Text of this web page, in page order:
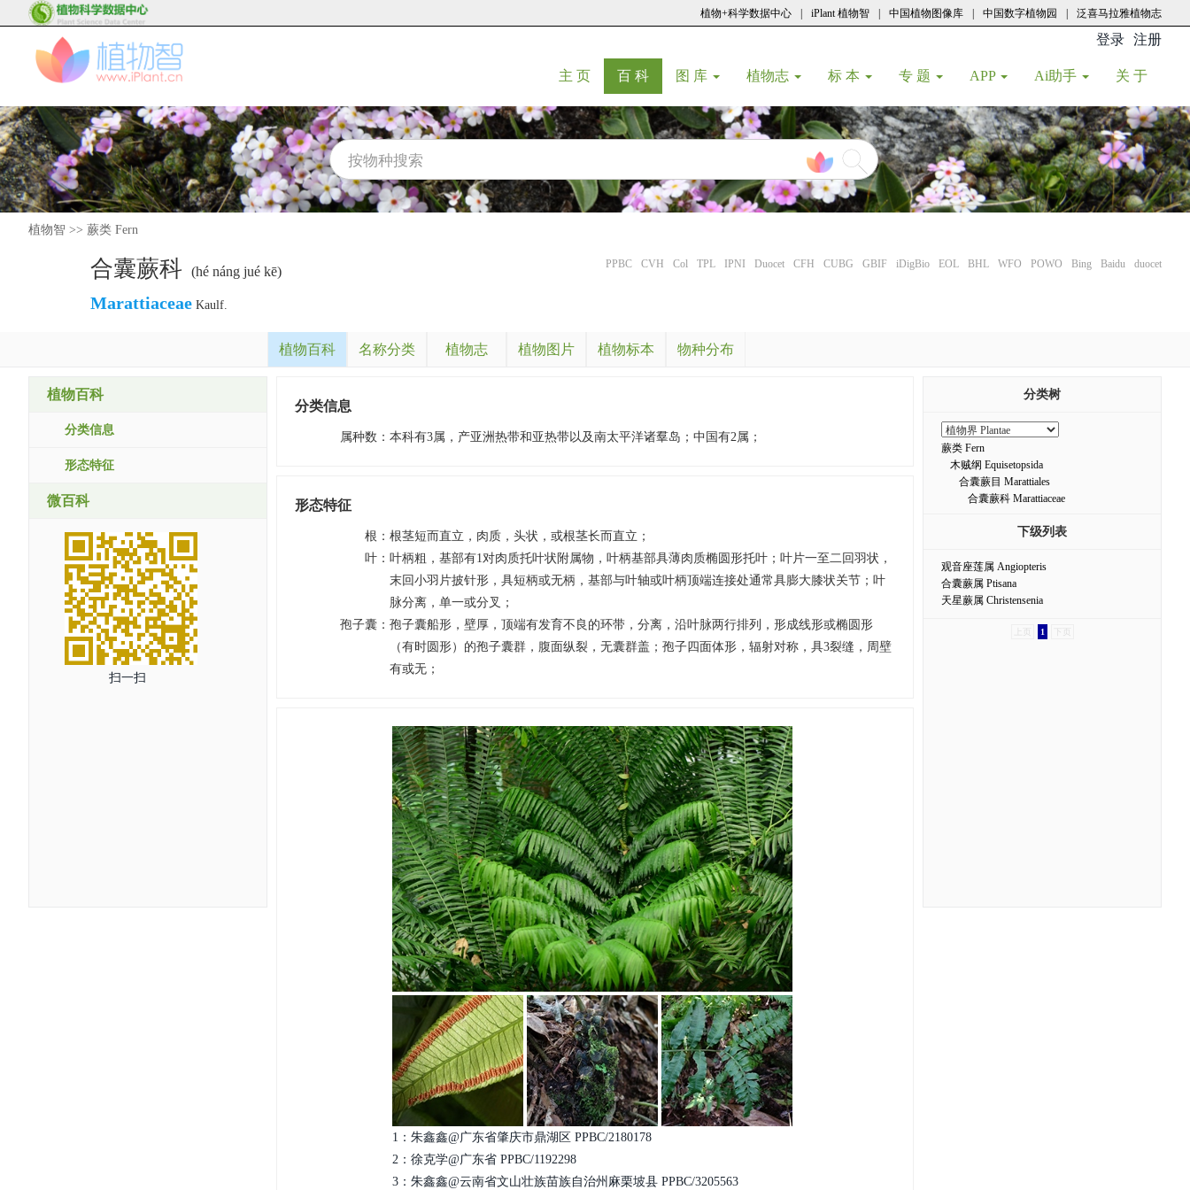
植物+科学数据中心 iPlant 植物智 中国植物图像库 中国数字植物园 泛喜马拉雅植物志
登录 注册
主 页(current)
百 科(current)
图 库 植物志 标 本 专 题 APP Ai助手 关 于
植物智 >> 蕨类 Fern
合囊蕨科 (hé náng jué kē) PPBC CVH Col TPL IPNI Duocet CFH CUBG GBIF iDigBio EOL BHL WFO POWO Bing Baidu duocet
Marattiaceae Kaulf.
植物百科 名称分类 植物志 植物图片 植物标本 物种分布
植物百科
分类信息
形态特征
微百科
扫一扫
分类信息
属种数 ： 本科有3属，产亚洲热带和亚热带以及南太平洋诸羣岛；中国有2属；
形态特征
根 ： 根茎短而直立，肉质，头状，或根茎长而直立；
叶 ： 叶柄粗，基部有1对肉质托叶状附属物，叶柄基部具薄肉质椭圆形托叶；叶片一至二回羽状，
末回小羽片披针形，具短柄或无柄，基部与叶轴或叶柄顶端连接处通常具膨大膝状关节；叶
脉分离，单一或分叉；
孢子囊 ： 孢子囊船形，壁厚，顶端有发育不良的环带，分离，沿叶脉两行排列，形成线形或椭圆形
（有时圆形）的孢子囊群，腹面纵裂，无囊群盖；孢子四面体形，辐射对称，具3裂缝，周壁
有或无；
1：朱鑫鑫@广东省肇庆市鼎湖区 PPBC/2180178
2：徐克学@广东省 PPBC/1192298
3：朱鑫鑫@云南省文山壮族苗族自治州麻栗坡县 PPBC/3205563
分类树
蕨类 Fern
木贼纲 Equisetopsida
合囊蕨目 Marattiales
合囊蕨科 Marattiaceae
下级列表
观音座莲属 Angiopteris
合囊蕨属 Ptisana
天星蕨属 Christensenia
1 下页